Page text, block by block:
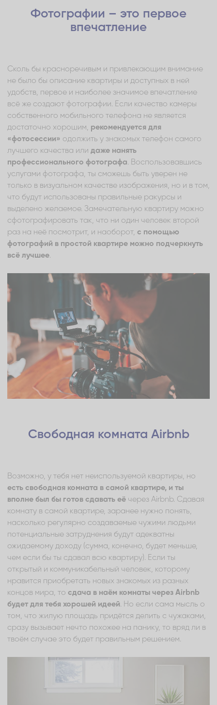
Фотографии – это первое
впечатление
Сколь бы красноречивым и привлекающим внимание
не было бы описание квартиры и доступных в ней
удобств, первое и наиболее значимое впечатление
всё же создают фотографии. Если качество камеры
собственного мобильного телефона не является
достаточно хорошим, рекомендуется для
«фотосессии» одолжить у знакомых телефон самого
лучшего качества или даже нанять
профессионального фотографа. Воспользовавшись
услугами фотографа, ты сможешь быть уверен не
только в визуальном качестве изображения, но и в том,
что будут использованы правильные ракурсы и
выделено желаемое. Замечательную квартиру можно
сфотографировать так, что ни один человек второй
раз на неё посмотрит, и наоборот, с помощью
фотографий в простой квартире можно подчеркнуть
всё лучшее.
Свободная комната Airbnb
Возможно, у тебя нет неиспользуемой квартиры, но
есть свободная комната в самой квартире, и ты
вполне был бы готов сдавать её через Airbnb. Сдавая
комнату в самой квартире, заранее нужно понять,
насколько регулярно создаваемые чужими людьми
потенциальные затруднения будут адекватны
ожидаемому доходу (сумма, конечно, будет меньше,
чем если бы ты сдавал всю квартиру). Если ты
открытый и коммуникабельный человек, которому
нравится приобретать новых знакомых из разных
концов мира, то сдача в наём комнаты через Airbnb
будет для тебя хорошей идеей. Но если сама мысль о
том, что жилую площадь придётся делить с чужаками,
сразу вызывает нечто похожее на панику, то вряд ли в
твоём случае это будет правильным решением.